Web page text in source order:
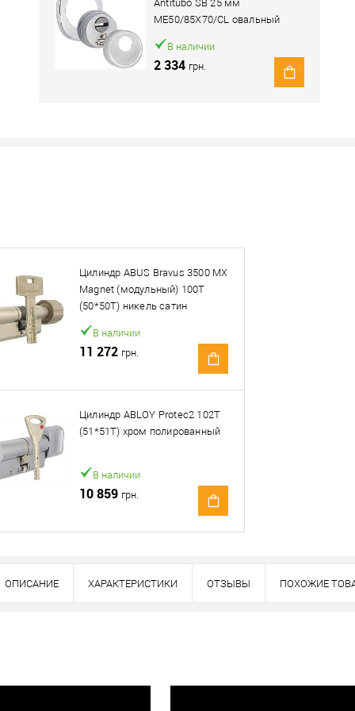
Antitubo SB 25 мм
ME50/85X70/CL овальный
широкий хром полированный
В наличии
2 334 грн.
Купить в 1 клик
Подробности спрашивайте у менеджера.
Оплата
Цилиндр ABUS Bravus 3500 MX
Magnet (модульный) 100T
(50*50T) никель сатин
В наличии
11 272 грн.
Цилиндр ABLOY Protec2 102T
(51*51T) хром полированный
В наличии
10 859 грн.
ОПИСАНИЕ ХАРАКТЕРИСТИКИ ОТЗЫВЫ ПОХОЖИЕ